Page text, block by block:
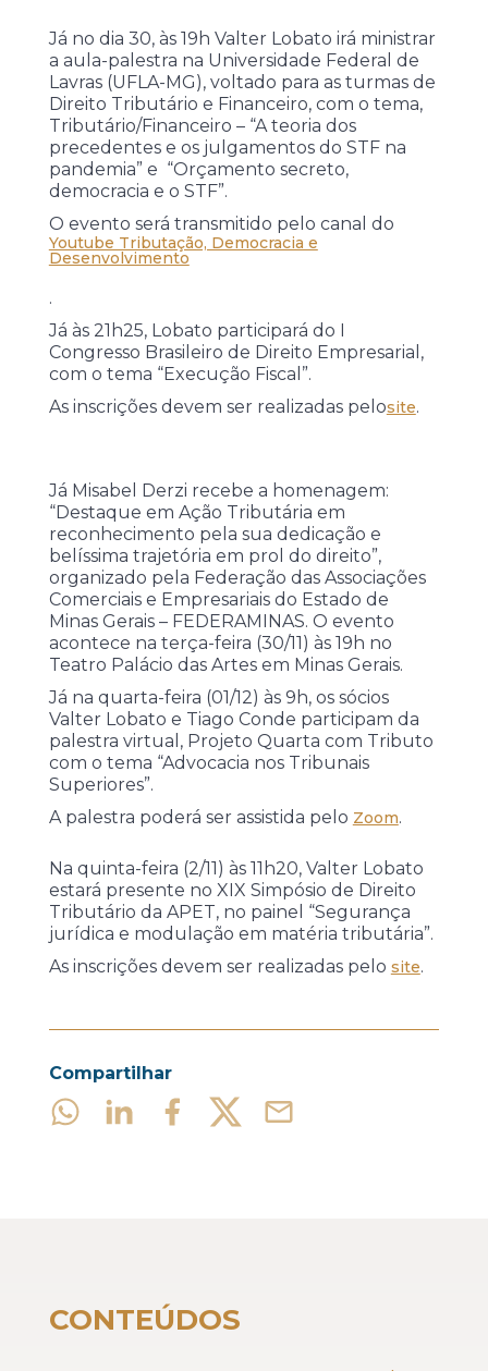
Já no dia 30, às 19h Valter Lobato irá ministrar
a aula-palestra na Universidade Federal de
Lavras (UFLA-MG), voltado para as turmas de
Direito Tributário e Financeiro, com o tema,
Tributário/Financeiro – “A teoria dos
precedentes e os julgamentos do STF na
pandemia” e “Orçamento secreto,
democracia e o STF”.
O evento será transmitido pelo canal do
Youtube Tributação, Democracia e
Desenvolvimento
.
Já às 21h25, Lobato participará do I
Congresso Brasileiro de Direito Empresarial,
com o tema “Execução Fiscal”.
As inscrições devem ser realizadas pelosite.
Já Misabel Derzi recebe a homenagem:
“Destaque em Ação Tributária em
reconhecimento pela sua dedicação e
belíssima trajetória em prol do direito”,
organizado pela Federação das Associações
Comerciais e Empresariais do Estado de
Minas Gerais – FEDERAMINAS. O evento
acontece na terça-feira (30/11) às 19h no
Teatro Palácio das Artes em Minas Gerais.
Já na quarta-feira (01/12) às 9h, os sócios
Valter Lobato e Tiago Conde participam da
palestra virtual, Projeto Quarta com Tributo
com o tema “Advocacia nos Tribunais
Superiores”.
A palestra poderá ser assistida pelo Zoom.
Na quinta-feira (2/11) às 11h20, Valter Lobato
estará presente no XIX Simpósio de Direito
Tributário da APET, no painel “Segurança
jurídica e modulação em matéria tributária”.
As inscrições devem ser realizadas pelo site.
Compartilhar
CONTEÚDOS